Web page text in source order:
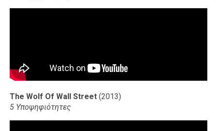
The Wolf Of Wall Street (2013)
5 Υποψηφιότητες